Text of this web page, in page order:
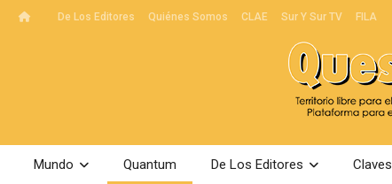
De Los Editores Quiénes Somos CLAE Sur Y Sur TV FILA
Mundo Quantum De Los Editores Claves